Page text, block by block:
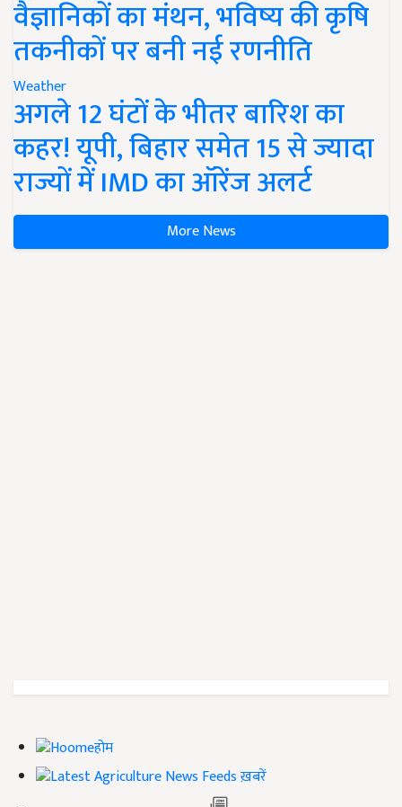
वैज्ञानिकों का मंथन, भविष्य की कृषि
तकनीकों पर बनी नई रणनीति
Weather
अगले 12 घंटों के भीतर बारिश का
कहर! यूपी, बिहार समेत 15 से ज्यादा
राज्यों में IMD का ऑरेंज अलर्ट
More News
होम
ख़बरें